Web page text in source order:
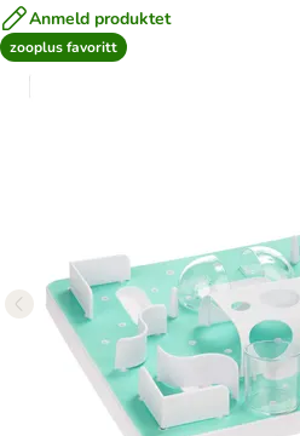
Anmeld produktet
zooplus favoritt